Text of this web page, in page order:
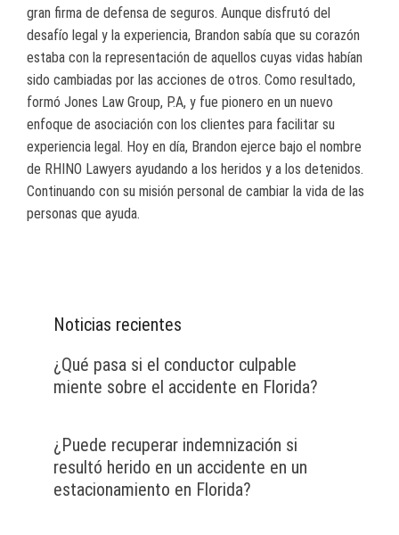
gran firma de defensa de seguros. Aunque disfrutó del
desafío legal y la experiencia, Brandon sabía que su corazón
estaba con la representación de aquellos cuyas vidas habían
sido cambiadas por las acciones de otros. Como resultado,
formó Jones Law Group, P.A, y fue pionero en un nuevo
enfoque de asociación con los clientes para facilitar su
experiencia legal. Hoy en día, Brandon ejerce bajo el nombre
de RHINO Lawyers ayudando a los heridos y a los detenidos.
Continuando con su misión personal de cambiar la vida de las
personas que ayuda.
Noticias recientes
¿Qué pasa si el conductor culpable
miente sobre el accidente en Florida?
¿Puede recuperar indemnización si
resultó herido en un accidente en un
estacionamiento en Florida?